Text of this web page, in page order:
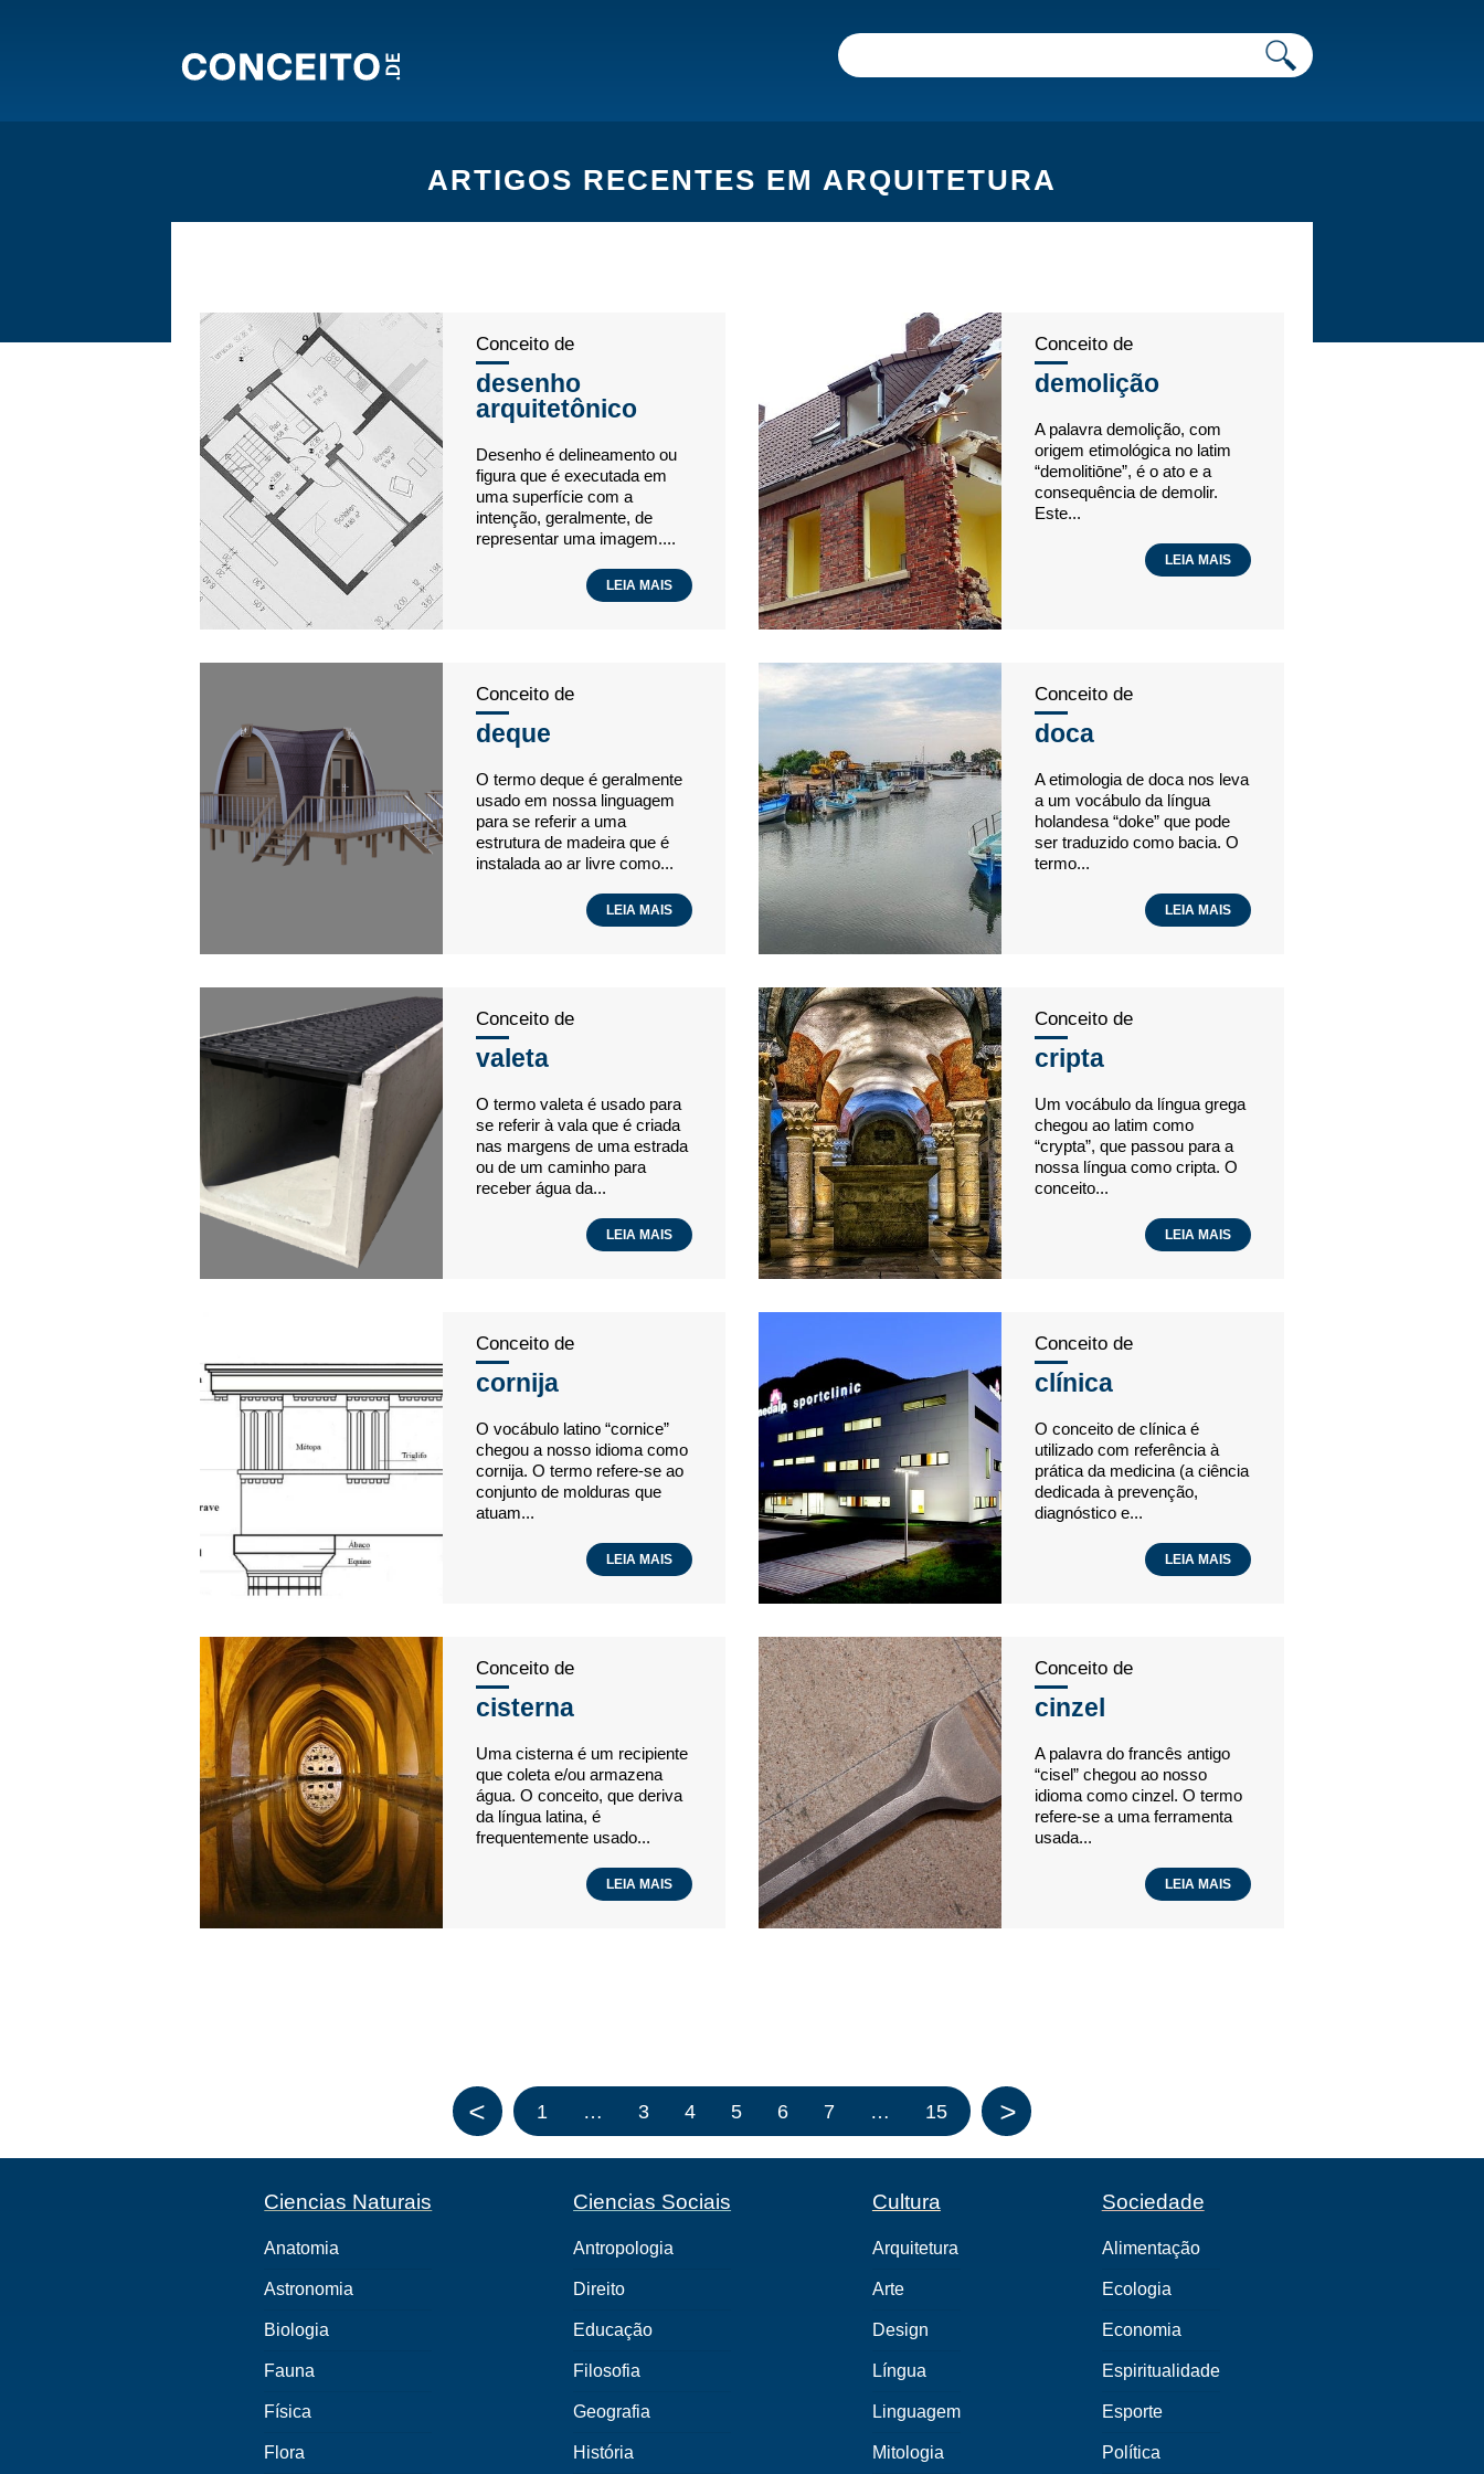
ARTIGOS RECENTES EM ARQUITETURA
Conceito de
desenho
arquitetônico
Desenho é delineamento ou
figura que é executada em
uma superfície com a
intenção, geralmente, de
representar uma imagem....
LEIA MAIS
Conceito de
demolição
A palavra demolição, com
origem etimológica no latim
“demolitiōne”, é o ato e a
consequência de demolir.
Este...
LEIA MAIS
Conceito de
deque
O termo deque é geralmente
usado em nossa linguagem
para se referir a uma
estrutura de madeira que é
instalada ao ar livre como...
LEIA MAIS
Conceito de
doca
A etimologia de doca nos leva
a um vocábulo da língua
holandesa “doke” que pode
ser traduzido como bacia. O
termo...
LEIA MAIS
Conceito de
valeta
O termo valeta é usado para
se referir à vala que é criada
nas margens de uma estrada
ou de um caminho para
receber água da...
LEIA MAIS
Conceito de
cripta
Um vocábulo da língua grega
chegou ao latim como
“crypta”, que passou para a
nossa língua como cripta. O
conceito...
LEIA MAIS
Conceito de
cornija
O vocábulo latino “cornice”
chegou a nosso idioma como
cornija. O termo refere-se ao
conjunto de molduras que
atuam...
LEIA MAIS
Conceito de
clínica
O conceito de clínica é
utilizado com referência à
prática da medicina (a ciência
dedicada à prevenção,
diagnóstico e...
LEIA MAIS
Conceito de
cisterna
Uma cisterna é um recipiente
que coleta e/ou armazena
água. O conceito, que deriva
da língua latina, é
frequentemente usado...
LEIA MAIS
Conceito de
cinzel
A palavra do francês antigo
“cisel” chegou ao nosso
idioma como cinzel. O termo
refere-se a uma ferramenta
usada...
LEIA MAIS
< 1 … 3 4 5 6 7 … 15 >
Ciencias Naturais
Anatomia
Astronomia
Biologia
Fauna
Física
Flora
Ciencias Sociais
Antropologia
Direito
Educação
Filosofia
Geografia
História
Cultura
Arquitetura
Arte
Design
Língua
Linguagem
Mitologia
Sociedade
Alimentação
Ecologia
Economia
Espiritualidade
Esporte
Política